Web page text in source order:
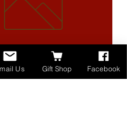
Us Gift Shop Facebook